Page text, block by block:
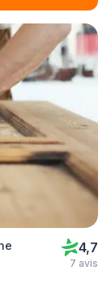
4,7
7 avis